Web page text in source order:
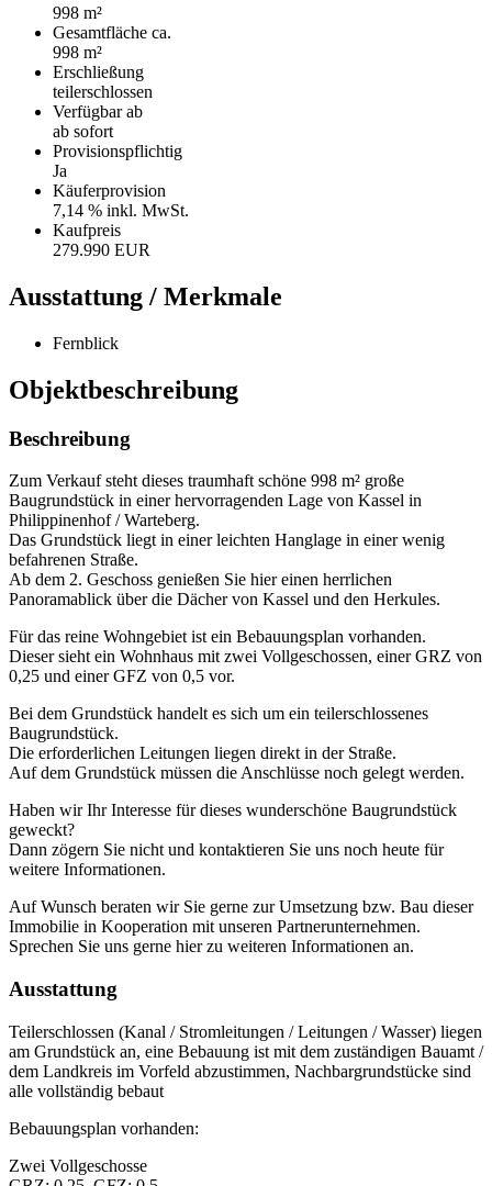
998 m²
Gesamtfläche ca.
998 m²
Erschließung
teilerschlossen
Verfügbar ab
ab sofort
Provisionspflichtig
Ja
Käufer­provision
7,14 % inkl. MwSt.
Kaufpreis
279.990 EUR
Ausstattung / Merkmale
Fernblick
Objekt­beschreibung
Beschreibung
Zum Verkauf steht dieses traumhaft schöne 998 m² große
Baugrundstück in einer hervorragenden Lage von Kassel in
Philippinenhof / Warteberg.
Das Grundstück liegt in einer leichten Hanglage in einer wenig
befahrenen Straße.
Ab dem 2. Geschoss genießen Sie hier einen herrlichen
Panoramablick über die Dächer von Kassel und den Herkules.
Für das reine Wohngebiet ist ein Bebauungsplan vorhanden.
Dieser sieht ein Wohnhaus mit zwei Vollgeschossen, einer GRZ von
0,25 und einer GFZ von 0,5 vor.
Bei dem Grundstück handelt es sich um ein teilerschlossenes
Baugrundstück.
Die erforderlichen Leitungen liegen direkt in der Straße.
Auf dem Grundstück müssen die Anschlüsse noch gelegt werden.
Haben wir Ihr Interesse für dieses wunderschöne Baugrundstück
geweckt?
Dann zögern Sie nicht und kontaktieren Sie uns noch heute für
weitere Informationen.
Auf Wunsch beraten wir Sie gerne zur Umsetzung bzw. Bau dieser
Immobilie in Kooperation mit unseren Partnerunternehmen.
Sprechen Sie uns gerne hier zu weiteren Informationen an.
Ausstattung
Teilerschlossen (Kanal / Stromleitungen / Leitungen / Wasser) liegen
am Grundstück an, eine Bebauung ist mit dem zuständigen Bauamt /
dem Landkreis im Vorfeld abzustimmen, Nachbargrundstücke sind
alle vollständig bebaut
Bebauungsplan vorhanden:
Zwei Vollgeschosse